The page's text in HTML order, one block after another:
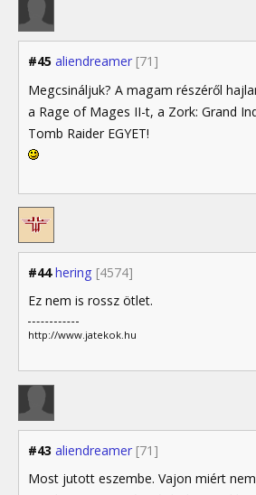
#45 aliendreamer [71]
Megcsináljuk? A magam részéről
a Rage of Mages II-t, a Zork: Grand
Tomb Raider EGYET!
#44 hering [4574]
Ez nem is rossz ötlet.
http://www.jatekok.hu
#43 aliendreamer [71]
Most jutott eszembe. Vajon miért